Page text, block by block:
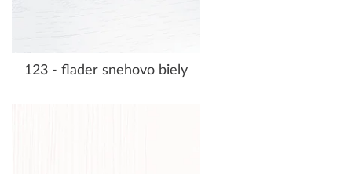
123 - flader snehovo biely